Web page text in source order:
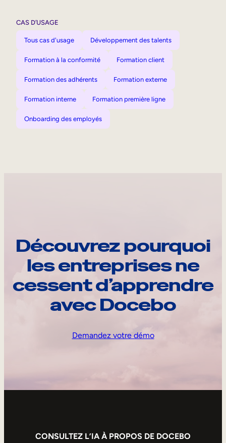
CAS D’USAGE
Tous cas d'usage Développement des talents
Formation à la conformité Formation client
Formation des adhérents Formation externe
Formation interne Formation première ligne
Onboarding des employés
Découvrez pourquoi
les entreprises ne
cessent d’apprendre
avec Docebo
Demandez votre démo
CONSULTEZ L’IA À PROPOS DE DOCEBO